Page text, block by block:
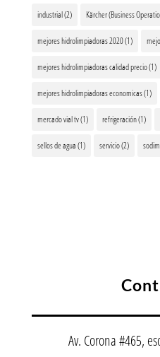
industrial(2) Kärcher (Business
mejores hidrolimpiadoras 2020(1)
mejores hidrolimpiadoras calidad precio(1)
mejores hidrolimpiadoras economicas(1)
mercado vial tv(1) refrigeración(1)
sellos de agua(1) servicio(2)
Av. Corona #465,